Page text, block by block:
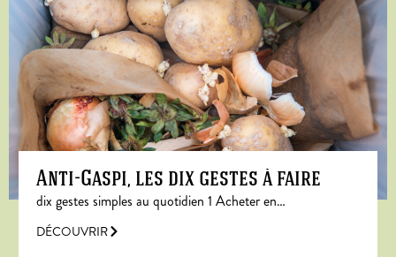
Anti-Gaspi, les dix gestes à faire
dix gestes simples au quotidien 1 Acheter en…
DÉCOUVRIR